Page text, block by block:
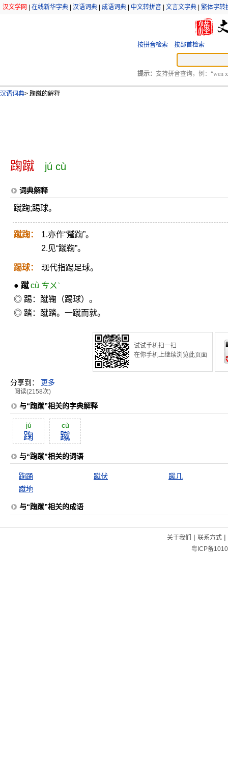
汉文学网 在线新华字典 汉语词典 成语词典 中文转拼音 文言文字典 繁体字转
按拼音检索 按部首检索
提示： 支持拼音查询，例：“wen
汉语词典> 踘蹴的解释
踘蹴 jú cù
词典解释
蹴踘;踢球。
蹴踘：
1.亦作“蹵踘”。
2.见“蹴鞠”。
踢球： 现代指踢足球。
● 蹴cù ㄘㄨˋ
◎ 踢：蹴鞠（踢球）。
◎ 踏：蹴踏。一蹴而就。
试试手机扫一扫
在你手机上继续浏览此页面
分享到： 更多
阅读(2158次)
与“踘蹴”相关的字典解释
jú
踘
cù
蹴
与“踘蹴”相关的词语
踘踊 蹴伏
蹴几
蹴地
与“踘蹴”相关的成语
关于我们 | 联系方式|
粤ICP备